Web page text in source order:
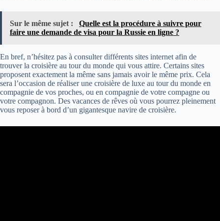
Sur le même sujet :
Quelle est la procédure à suivre pour
faire une demande de visa pour la Russie en ligne ?
En bref, n’hésitez pas à consulter différents sites internet afin de
trouver la croisière au tour du monde qui vous attire. Certains sites
proposent exactement la même sans jamais avoir le même prix. Cela
sera l’occasion de réaliser une croisière de luxe au tour du monde en
compagnie de vos proches, ou en compagnie de votre compagne ou
votre compagnon. Des vacances de rêves où vous pourrez pleinement
vous reposer à bord d’un gigantesque navire de croisière.